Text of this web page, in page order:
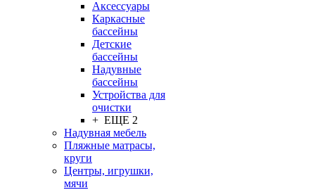
Аксессуары
Каркасные
бассейны
Детские
бассейны
Надувные
бассейны
Устройства для
очистки
+ ЕЩЕ 2
Надувная мебель
Пляжные матрасы,
круги
Центры, игрушки,
мячи